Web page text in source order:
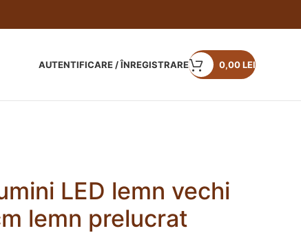
AUTENTIFICARE / ÎNREGISTRARE 0,00LEI
LED lemn vechi
lemn prelucrat